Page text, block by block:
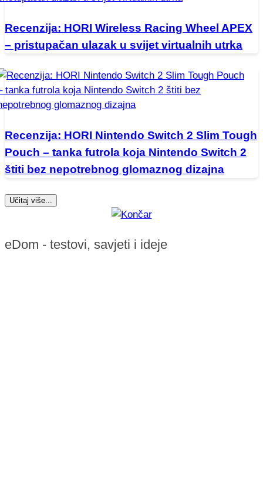
Recenzija: HORI Wireless Racing Wheel APEX
– pristupačan ulazak u svijet virtualnih utrka
Recenzija: HORI Nintendo Switch 2 Slim Tough
Pouch – tanka futrola koja Nintendo Switch 2
štiti bez nepotrebnog glomaznog dizajna
Učitaj više...
eDom - testovi, savjeti i ideje